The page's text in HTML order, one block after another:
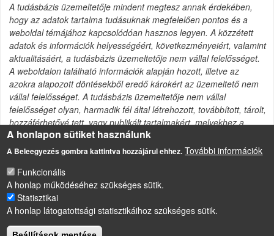
A tudásbázis üzemeltetője mindent megtesz annak érdekében,
hogy az adatok tartalma tudásuknak megfelelően pontos és a
weboldal témájához kapcsolódóan hasznos legyen. A közzétett
adatok és információk helyességéért, következményeiért, valamint
aktualitásáért, a tudásbázis üzemeltetője nem vállal felelősséget.
A weboldalon található információk alapján hozott, illetve az
azokra alapozott döntésekből eredő károkért az üzemeltető nem
vállal felelősséget. A tudásbázis üzemeltetője nem vállal
felelősséget olyan, harmadik fél által létrehozott, továbbított, tárolt,
hozzáférhetővé tett, vagy publikált tartalmakért, melyekhez a
tudásbázis kapcsolódik, vagy amelyekre hivatkozik.
LÁBLÉC
Impresszum
A honlapon sütiket használunk
A Beleegyezés gombra kattintva hozzájárul ehhez. További információk
Funkcionális
A honlap működéséhez szükséges sütik.
Statisztikai
A honlap látogatottsági statisztikáihoz szükséges sütik.